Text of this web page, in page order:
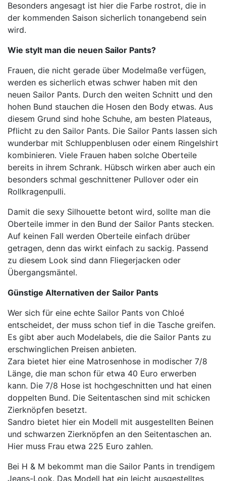
Besonders angesagt ist hier die Farbe rostrot, die in
der kommenden Saison sicherlich tonangebend sein
wird.
Wie stylt man die neuen Sailor Pants?
Frauen, die nicht gerade über Modelmaße verfügen,
werden es sicherlich etwas schwer haben mit den
neuen Sailor Pants. Durch den weiten Schnitt und den
hohen Bund stauchen die Hosen den Body etwas. Aus
diesem Grund sind hohe Schuhe, am besten Plateaus,
Pflicht zu den Sailor Pants. Die Sailor Pants lassen sich
wunderbar mit Schluppenblusen oder einem Ringelshirt
kombinieren. Viele Frauen haben solche Oberteile
bereits in ihrem Schrank. Hübsch wirken aber auch ein
besonders schmal geschnittener Pullover oder ein
Rollkragenpulli.
Damit die sexy Silhouette betont wird, sollte man die
Oberteile immer in den Bund der Sailor Pants stecken.
Auf keinen Fall werden Oberteile einfach drüber
getragen, denn das wirkt einfach zu sackig. Passend
zu diesem Look sind dann Fliegerjacken oder
Übergangsmäntel.
Günstige Alternativen der Sailor Pants
Wer sich für eine echte Sailor Pants von Chloé
entscheidet, der muss schon tief in die Tasche greifen.
Es gibt aber auch Modelabels, die die Sailor Pants zu
erschwinglichen Preisen anbieten.
Zara bietet hier eine Matrosenhose in modischer 7/8
Länge, die man schon für etwa 40 Euro erwerben
kann. Die 7/8 Hose ist hochgeschnitten und hat einen
doppelten Bund. Die Seitentaschen sind mit schicken
Zierknöpfen besetzt.
Sandro bietet hier ein Modell mit ausgestellten Beinen
und schwarzen Zierknöpfen an den Seitentaschen an.
Hier muss Frau etwa 225 Euro zahlen.
Bei H & M bekommt man die Sailor Pants in trendigem
Jeans-Look. Das Modell hat ein leicht ausgestelltes